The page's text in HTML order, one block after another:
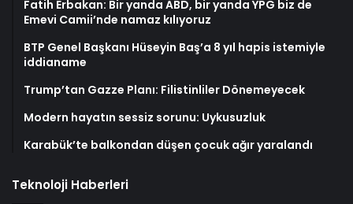
Fatih Erbakan: Bir yanda ABD, bir yanda YPG biz de
Emevi Camii’nde namaz kılıyoruz
BTP Genel Başkanı Hüseyin Baş’a 8 yıl hapis istemiyle
iddianame
Trump’tan Gazze Planı: Filistinliler Dönemeyecek
Modern hayatın sessiz sorunu: Uykusuzluk
Karabük’te balkondan düşen çocuk ağır yaralandı
Teknoloji Haberleri